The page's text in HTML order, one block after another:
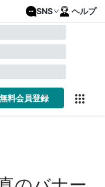
SNS ヘルプ
無料会員登録